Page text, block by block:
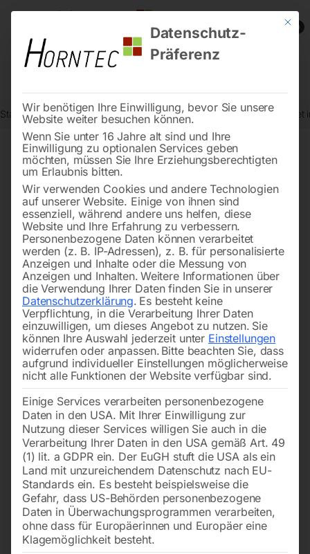
0
Start Steintrenntechnik Rührwerke Rührwerk MiniMix 1300 – Set
Rührwerk MiniMix 1300 – Set
inkl. Rührquirl 140 mm
Mit
Datenschutz-
Präferenz
Wir benötigen Ihre Einwilligung, bevor Sie unsere
Website weiter besuchen können.
Wenn Sie unter 16 Jahre alt sind und Ihre
Einwilligung zu optionalen Services geben
möchten, müssen Sie Ihre Erziehungsberechtigten
um Erlaubnis bitten.
Wir verwenden Cookies und andere Technologien
auf unserer Website. Einige von ihnen sind
essenziell, während andere uns helfen, diese
Website und Ihre Erfahrung zu verbessern.
Personenbezogene Daten können verarbeitet
werden (z. B. IP-Adressen), z. B. für personalisierte
Anzeigen und Inhalte oder die Messung von
Anzeigen und Inhalten. Weitere Informationen über
die Verwendung Ihrer Daten finden Sie in unserer
Datenschutzerklärung. Es besteht keine
Verpflichtung, in die Verarbeitung Ihrer Daten
einzuwilligen, um dieses Angebot zu nutzen. Sie
können Ihre Auswahl jederzeit unter Einstellungen
widerrufen oder anpassen. Bitte beachten Sie, dass
aufgrund individueller Einstellungen möglicherweise
nicht alle Funktionen der Website verfügbar sind.
Einige Services verarbeiten personenbezogene
Daten in den USA. Mit Ihrer Einwilligung zur
Nutzung dieser Services willigen Sie auch in die
Verarbeitung Ihrer Daten in den USA gemäß Art. 49
(1) lit. a GDPR ein. Der EuGH stuft die USA als ein
Land mit unzureichendem Datenschutz nach EU-
Standards ein. Es besteht beispielsweise die
Gefahr, dass US-Behörden personenbezogene
Daten in Überwachungsprogrammen verarbeiten,
ohne dass für Europäerinnen und Europäer eine
Klagemöglichkeit besteht.